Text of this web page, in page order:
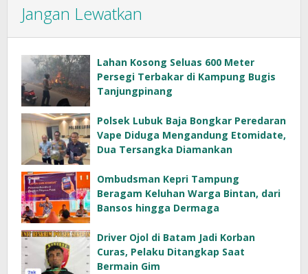
Jangan Lewatkan
Lahan Kosong Seluas 600 Meter
Persegi Terbakar di Kampung Bugis
Tanjungpinang
Polsek Lubuk Baja Bongkar Peredaran
Vape Diduga Mengandung Etomidate,
Dua Tersangka Diamankan
Ombudsman Kepri Tampung
Beragam Keluhan Warga Bintan, dari
Bansos hingga Dermaga
Driver Ojol di Batam Jadi Korban
Curas, Pelaku Ditangkap Saat
Bermain Gim